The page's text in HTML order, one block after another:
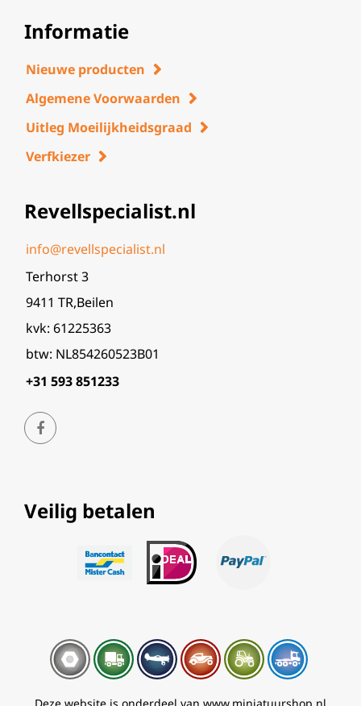
Informatie
Nieuwe producten
Algemene Voorwaarden
Uitleg Moeilijkheidsgraad
Verfkiezer
Revellspecialist.nl
info@revellspecialist.nl
Terhorst 3
9411 TR,Beilen
kvk: 61225363
btw: NL854260523B01
+31 593 851233
Veilig betalen